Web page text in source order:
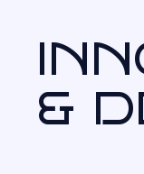
&